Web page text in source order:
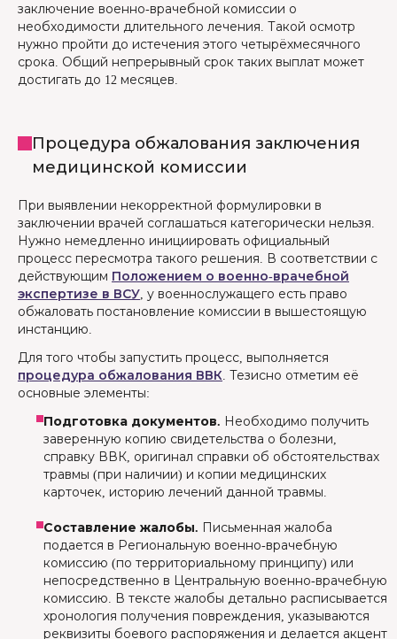
заключение военно-врачебной комиссии о
необходимости длительного лечения. Такой осмотр
нужно пройти до истечения этого четырёхмесячного
срока. Общий непрерывный срок таких выплат может
достигать до 12 месяцев.
Процедура обжалования заключения
медицинской комиссии
При выявлении некорректной формулировки в
заключении врачей соглашаться категорически нельзя.
Нужно немедленно инициировать официальный
процесс пересмотра такого решения. В соответствии с
действующим Положением о военно-врачебной
экспертизе в ВСУ, у военнослужащего есть право
обжаловать постановление комиссии в вышестоящую
инстанцию.
Для того чтобы запустить процесс, выполняется
процедура обжалования ВВК. Тезисно отметим её
основные элементы:
Подготовка документов. Необходимо получить
заверенную копию свидетельства о болезни,
справку ВВК, оригинал справки об обстоятельствах
травмы (при наличии) и копии медицинских
карточек, историю лечений данной травмы.
Составление жалобы. Письменная жалоба
подается в Региональную военно-врачебную
комиссию (по территориальному принципу) или
непосредственно в Центральную военно-врачебную
комиссию. В тексте жалобы детально расписывается
хронология получения повреждения, указываются
реквизиты боевого распоряжения и делается акцент